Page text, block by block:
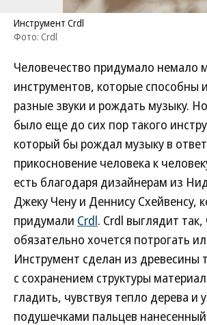
Инструмент Crdl
Фото: Crdl
Человечество придумало немало
инструментов, которые способны
разные звуки и рождать музыку.
было еще до сих пор такого
который бы рождал музыку в
прикосновение человека к
есть благодаря дизайнерам из
Джеку Чену и Деннису Схейвенсу,
придумали Crdl. Crdl выглядит так,
обязательно хочется потрогать
Инструмент сделан из древесины
с сохранением структуры
гладить, чувствуя тепло дерева и
подушечками пальцев